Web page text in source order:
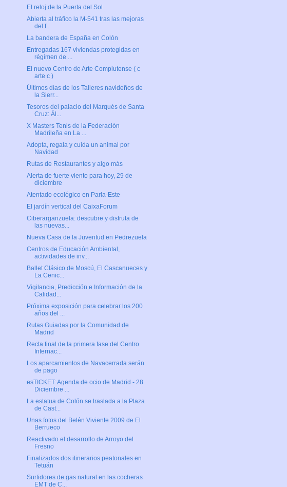
El reloj de la Puerta del Sol
Abierta al tráfico la M-541 tras las mejoras
del f...
La bandera de España en Colón
Entregadas 167 viviendas protegidas en
régimen de ...
El nuevo Centro de Arte Complutense ( c
arte c )
Últimos días de los Talleres navideños de
la Sierr...
Tesoros del palacio del Marqués de Santa
Cruz: Ál...
X Masters Tenis de la Federación
Madrileña en La ...
Adopta, regala y cuida un animal por
Navidad
Rutas de Restaurantes y algo más
Alerta de fuerte viento para hoy, 29 de
diciembre
Atentado ecológico en Parla-Este
El jardín vertical del CaixaForum
Ciberarganzuela: descubre y disfruta de
las nuevas...
Nueva Casa de la Juventud en Pedrezuela
Centros de Educación Ambiental,
actividades de inv...
Ballet Clásico de Moscú, El Cascanueces y
La Cenic...
Vigilancia, Predicción e Información de la
Calidad...
Próxima exposición para celebrar los 200
años del ...
Rutas Guiadas por la Comunidad de
Madrid
Recta final de la primera fase del Centro
Internac...
Los aparcamientos de Navacerrada serán
de pago
esTICKET: Agenda de ocio de Madrid - 28
Diciembre ...
La estatua de Colón se traslada a la Plaza
de Cast...
Unas fotos del Belén Viviente 2009 de El
Berrueco
Reactivado el desarrollo de Arroyo del
Fresno
Finalizados dos itinerarios peatonales en
Tetuán
Surtidores de gas natural en las cocheras
EMT de C...